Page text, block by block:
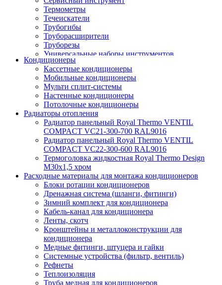
Термометры
Течеискатели
Трубогибы
Труборасширители
Труборезы
Универсальные наборы инструментов
Кондиционеры
Кассетные кондиционеры
Мобильные кондиционеры
Мульти сплит-системы
Настенные кондиционеры
Потолочные кондиционеры
Радиаторы отопления
Радиатор панельный Royal Thermo VENTIL
COMPACT VC21-300-700 RAL9016
Радиатор панельный Royal Thermo VENTIL
COMPACT VC22-300-600 RAL9016
Термоголовка жидкостная Royal Thermo Design
M30х1,5 хром
Расходные материалы для монтажа кондиционеров
Блоки ротации кондиционеров
Дренажная система (шланги, фитинги)
Зимний комплект для кондиционера
Кабель-канал для кондиционера
Ленты, скотч
Кронштейны и металлоконструкции для
кондиционера
Медные фитинги, штуцера и гайки
Системные устройства (фильтр, вентиль)
Рефнеты
Теплоизоляция
Труба медная для кондиционеров